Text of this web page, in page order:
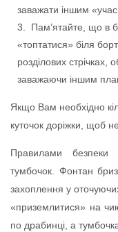
заважати іншим
Пам’ятайте, що в
«топтатися» біля
розділових стрічках,
заважаючи іншим
Якщо Вам необхідно
куточок доріжки, щоб
Правилами
тумбочок. Фонтан
захоплення у
«приземлитися» на
по драбинці, а